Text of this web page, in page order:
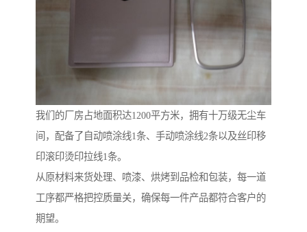
我们的厂房占地面积达1200平方米，拥有十万级无尘车
间，配备了自动喷涂线1条、手动喷涂线2条以及丝印移
印滚印烫印拉线1条。
从原材料来货处理、喷漆、烘烤到品检和包装，每一道
工序都严格把控质量关，确保每一件产品都符合客户的
期望。